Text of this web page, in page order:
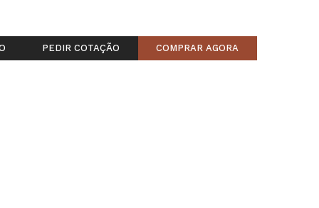
PEDIR COTAÇÃO COMPRAR AGORA